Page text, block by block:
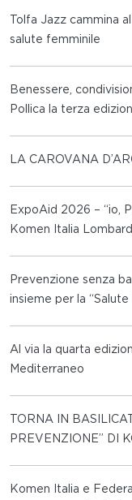
Tolfa Jazz cammina
salute femminile
Benessere,
Pollica la terza
LA CAROVANA
ExpoAid 2026 – “io,
Komen Italia
Prevenzione senza
insieme per la “Salute
Al via la quarta
Mediterraneo
TORNA IN
PREVENZIONE” DI
Komen Italia e